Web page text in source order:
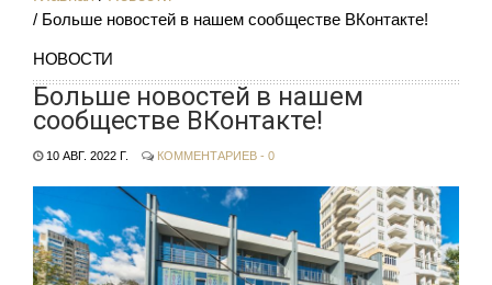
Больше новостей в нашем сообществе ВКонтакте!
НОВОСТИ
Больше новостей в нашем
сообществе ВКонтакте!
10 АВГ. 2022 Г. КОММЕНТАРИЕВ - 0